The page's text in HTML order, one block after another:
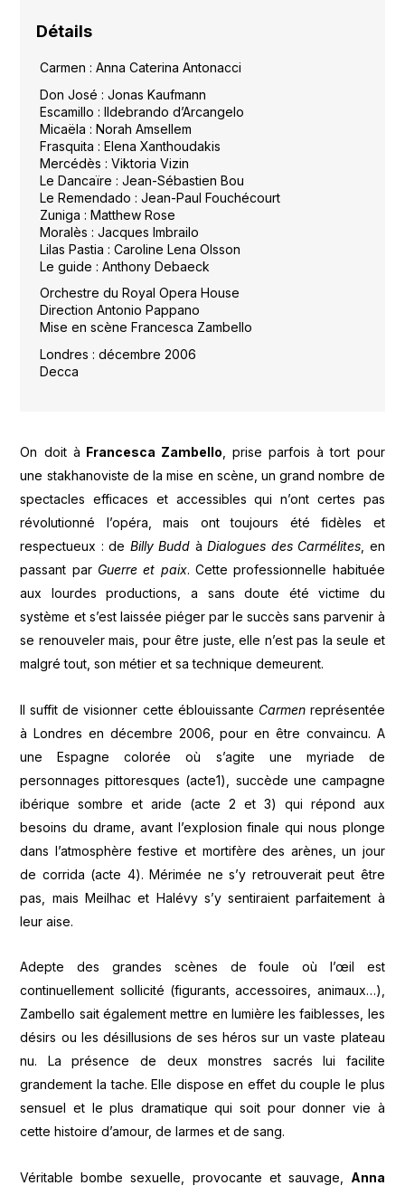
Détails
Carmen : Anna Caterina Antonacci
Don José : Jonas Kaufmann
Escamillo : Ildebrando d’Arcangelo
Micaëla : Norah Amsellem
Frasquita : Elena Xanthoudakis
Mercédès : Viktoria Vizin
Le Dancaïre : Jean-Sébastien Bou
Le Remendado : Jean-Paul Fouchécourt
Zuniga : Matthew Rose
Moralès : Jacques Imbrailo
Lilas Pastia : Caroline Lena Olsson
Le guide : Anthony Debaeck
Orchestre du Royal Opera House
Direction Antonio Pappano
Mise en scène Francesca Zambello
Londres : décembre 2006
Decca
On doit à Francesca Zambello, prise parfois à tort pour
une stakhanoviste de la mise en scène, un grand nombre de
spectacles efficaces et accessibles qui n’ont certes pas
révolutionné l’opéra, mais ont toujours été fidèles et
respectueux : de Billy Budd àDialogues des Carmélites, en
passant par Guerre et paix. Cette professionnelle habituée
aux lourdes productions, a sans doute été victime du
système et s’est laissée piéger par le succès sans parvenir à
se renouveler mais, pour être juste, elle n’est pas la seule et
malgré tout, son métier et sa technique demeurent.
Il suffit de visionner cette éblouissante Carmenreprésentée
à Londres en décembre 2006, pour en être convaincu. A
une Espagne colorée où s’agite une myriade de
personnages pittoresques (acte1), succède une campagne
ibérique sombre et aride (acte 2 et 3) qui répond aux
besoins du drame, avant l’explosion finale qui nous plonge
dans l’atmosphère festive et mortifère des arènes, un jour
de corrida (acte 4). Mérimée ne s’y retrouverait peut être
pas, mais Meilhac et Halévy s’y sentiraient parfaitement à
leur aise.
Adepte des grandes scènes de foule où l’œil est
continuellement sollicité (figurants, accessoires, animaux…),
Zambello sait également mettre en lumière les faiblesses, les
désirs ou les désillusions de ses héros sur un vaste plateau
nu. La présence de deux monstres sacrés lui facilite
grandement la tache. Elle dispose en effet du couple le plus
sensuel et le plus dramatique qui soit pour donner vie à
cette histoire d’amour, de larmes et de sang.
Véritable bombe sexuelle, provocante et sauvage, Anna